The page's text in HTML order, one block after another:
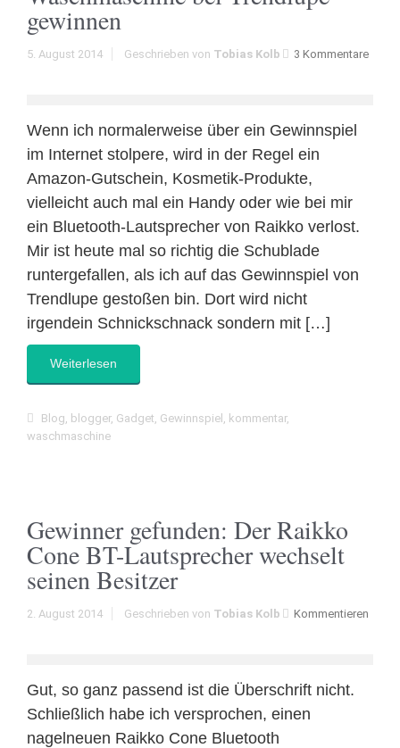
gewinnen
5. August 2014 3 Kommentare
Geschrieben von Tobias Kolb
Wenn ich normalerweise über ein Gewinnspiel
im Internet stolpere, wird in der Regel ein
Amazon-Gutschein, Kosmetik-Produkte,
vielleicht auch mal ein Handy oder wie bei mir
ein Bluetooth-Lautsprecher von Raikko verlost.
Mir ist heute mal so richtig die Schublade
runtergefallen, als ich auf das Gewinnspiel von
Trendlupe gestoßen bin. Dort wird nicht
irgendein Schnickschnack sondern mit […]
Weiterlesen
Blog, blogger, Gadget, Gewinnspiel , kommentar,
waschmaschine
Gewinner gefunden: Der Raikko
Cone BT-Lautsprecher wechselt
seinen Besitzer
2. August 2014 Kommentieren
Geschrieben von Tobias Kolb
Gut, so ganz passend ist die Überschrift nicht.
Schließlich habe ich versprochen, einen
nagelneuen Raikko Cone Bluetooth